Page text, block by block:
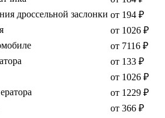
дроссельной заслонки от 194 ₽
от 1026 ₽
от 7116 ₽
от 133 ₽
от 1026 ₽
от 1229 ₽
от 366 ₽